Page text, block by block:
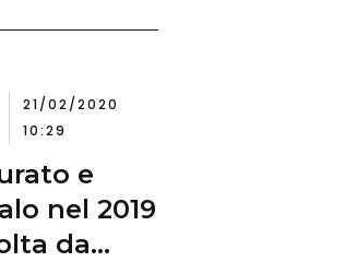
21/02/2020
10:29
e
nel 2019
da